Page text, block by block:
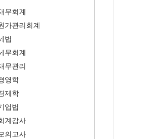
무회계
가관리회계
법
무회계
무관리
영학
제학
업법
계감사
의고사